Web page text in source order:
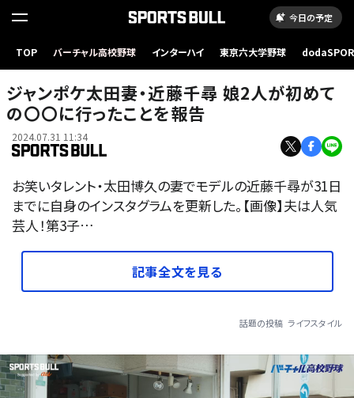
今日の予定
TOP バーチャル高校野球 インターハイ 東京六大学野球
ジャンポケ太田妻・近藤千尋 娘2人が初めて
の〇〇に行ったことを報告
2024.07.31 11:34
お笑いタレント・太田博久の妻でモデルの近藤千尋が31日
までに自身のインスタグラムを更新した。【画像】夫は人気
芸人！第3子…
記事全文を見る
話題の投稿 ライフスタイル